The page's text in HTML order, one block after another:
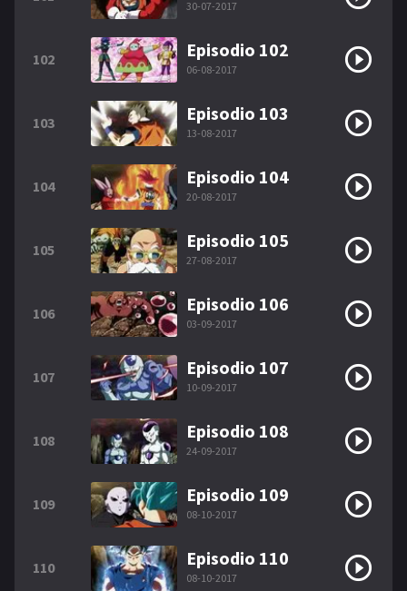
30-07-2017
102 Episodio 102
06-08-2017
103 Episodio 103
13-08-2017
104 Episodio 104
20-08-2017
105 Episodio 105
27-08-2017
106 Episodio 106
03-09-2017
107 Episodio 107
10-09-2017
108 Episodio 108
24-09-2017
109 Episodio 109
08-10-2017
110 Episodio 110
08-10-2017